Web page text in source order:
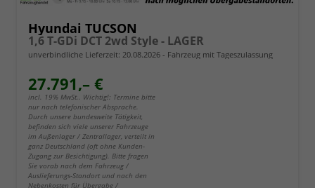
Hyundai TUCSON
1,6 T-GDi DCT 2wd Style - LAGER
unverbindliche Lieferzeit: 20.08.2026 Fahrzeug mit Tageszulassung
27.791,– €
incl. 19% MwSt.. Wichtig!: Termine bitte
nur nach telefonischer Absprache.
Durch unsere bundesweite Tätigkeit,
befinden sich viele unserer Fahrzeuge
im Außenlager / Zentrallager, verteilt in
ganz Deutschland (oft ohne Kunden-
Zugang zur Besichtigung). Bitte fragen
Sie vorab nach dem Fahrzeug /
Auslieferungs-Standort und nach den
Nebenkosten für Übergabe /